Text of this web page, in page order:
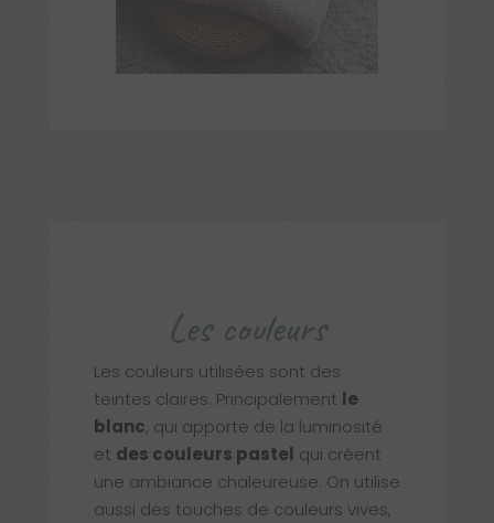
Les couleurs
Les couleurs utilisées sont des
teintes claires. Principalement le
blanc, qui apporte de la luminosité
et des couleurs pastel qui créent
une ambiance chaleureuse. On utilise
aussi des touches de couleurs vives,